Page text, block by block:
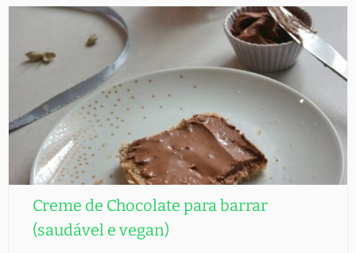
Creme de Chocolate para barrar
(saudável e vegan)